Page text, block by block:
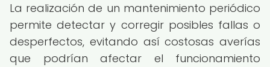
La realización de un mantenimiento periódico
permite detectar y corregir posibles fallas o
desperfectos, evitando así costosas averías
que podrían afectar el funcionamiento